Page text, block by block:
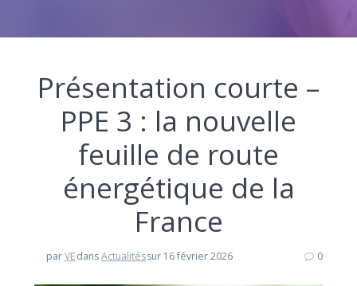
Présentation courte –
PPE 3 : la nouvelle
feuille de route
énergétique de la
France
parVEdansActualitéssur 16 février 2026 0